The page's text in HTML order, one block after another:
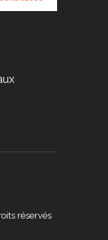
réservés